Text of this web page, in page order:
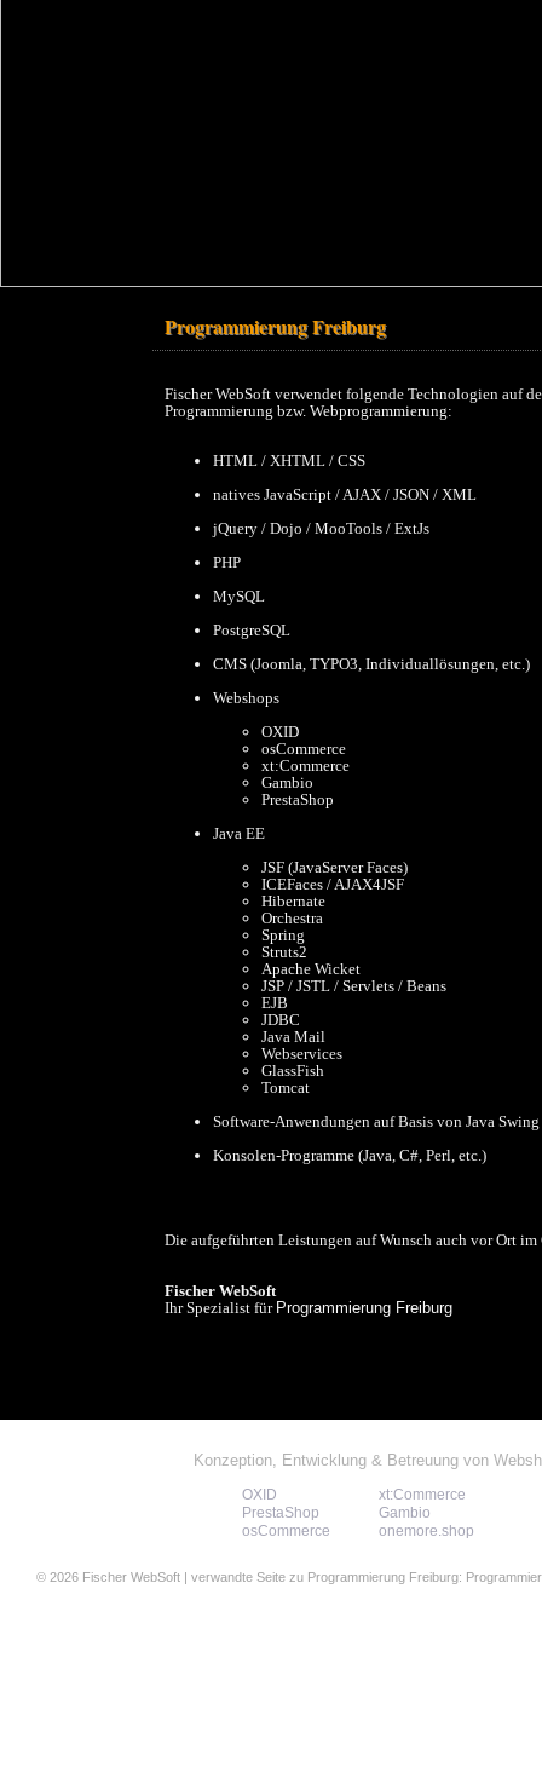
Programmierung Freiburg
Fischer WebSoft verwendet folgende Technologien auf
Programmierung bzw. Webprogrammierung:
HTML / XHTML / CSS
natives JavaScript / AJAX / JSON / XML
jQuery / Dojo / MooTools / ExtJs
PHP
MySQL
PostgreSQL
CMS (Joomla, TYPO3, Individuallösungen, etc.)
Webshops
OXID
osCommerce
xt:Commerce
Gambio
PrestaShop
Java EE
JSF (JavaServer Faces)
ICEFaces / AJAX4JSF
Hibernate
Orchestra
Spring
Struts2
Apache Wicket
JSP / JSTL / Servlets / Beans
EJB
JDBC
Java Mail
Webservices
GlassFish
Tomcat
Software-Anwendungen auf Basis von Java
Konsolen-Programme (Java, C#, Perl, etc.)
Die aufgeführten Leistungen auf Wunsch auch vor Ort im
Fischer WebSoft
Ihr Spezialist für Programmierung Freiburg
© 2026 Fischer WebSoft | verwandte Seite zu Programmierung Freiburg:
Konzeption, Entwicklung & Betreuung von
OXID
PrestaShop
osCommerce
xt:Commerce
Gambio
onemore.shop